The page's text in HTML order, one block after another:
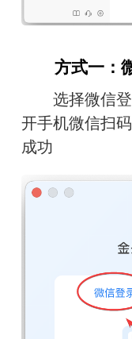
方式一：
选择微信登
开手机微信扫
成功